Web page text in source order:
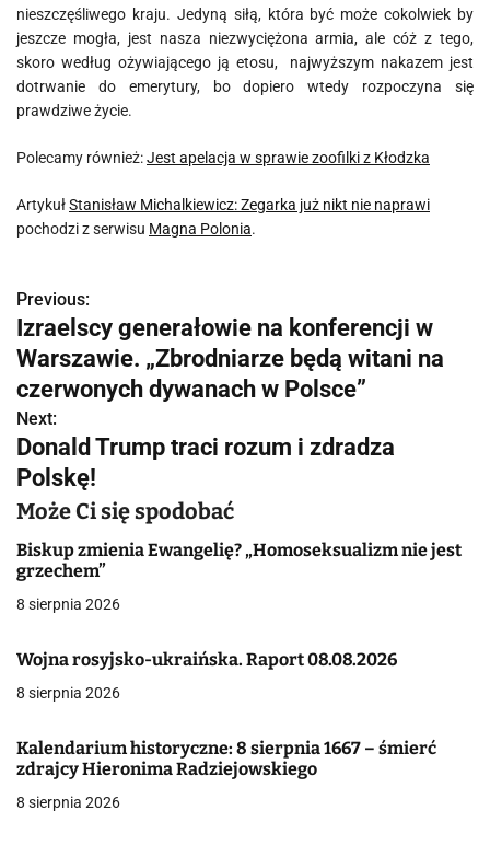
nieszczęśliwego kraju. Jedyną siłą, która być może cokolwiek by
jeszcze mogła, jest nasza niezwyciężona armia, ale cóż z tego,
skoro według ożywiającego ją etosu, najwyższym nakazem jest
dotrwanie do emerytury, bo dopiero wtedy rozpoczyna się
prawdziwe życie.
Polecamy również:Jest apelacja w sprawie zoofilki z Kłodzka
ArtykułStanisław Michalkiewicz: Zegarka już nikt nie naprawi
pochodzi z serwisu Magna Polonia.
N
a
w
i
g
a
c
j
w
i
s
Previous:
Izraelscy generałowie na konferencji w
Warszawie. „Zbrodniarze będą witani na
czerwonych dywanach w Polsce”
Next:
Donald Trump traci rozum i zdradza
Polskę!
Może Ci się spodobać
Biskup zmienia Ewangelię? „Homoseksualizm nie jest
grzechem”
8 sierpnia 2026
Wojna rosyjsko-ukraińska. Raport 08.08.2026
8 sierpnia 2026
Kalendarium historyczne: 8 sierpnia 1667 – śmierć
zdrajcy Hieronima Radziejowskiego
8 sierpnia 2026